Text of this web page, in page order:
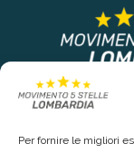
Per fornire le migliori
COLLEGAMENTI